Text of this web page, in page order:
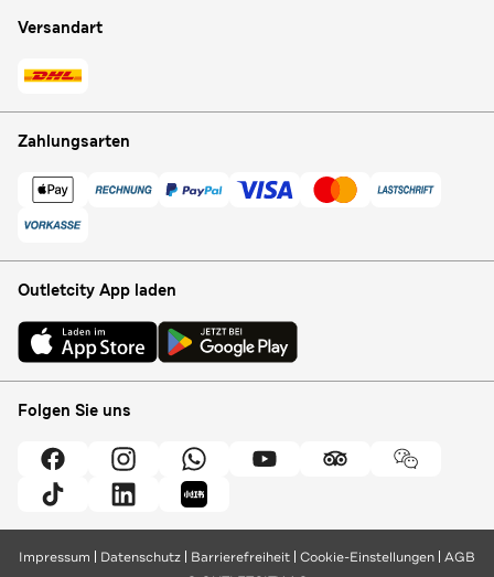
Versandart
Zahlungsarten
Outletcity App laden
Folgen Sie uns
Impressum Datenschutz Barrierefreiheit Cookie-Einstellungen AGB